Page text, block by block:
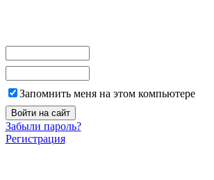
Запомнить меня на этом компьютере
Забыли пароль?
Регистрация